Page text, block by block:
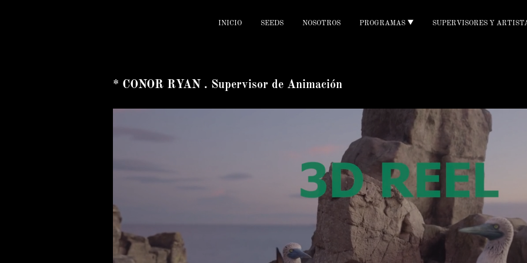
INICIO SEEDS NOSOTROS PROGRAMAS SUPERVISORES Y
* CONOR RYAN . Supervisor de Animación